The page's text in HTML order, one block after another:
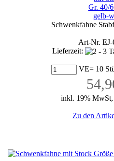
Gr. 40/
gelb-
Schwenkfahne
Art-Nr. EJ-
Lieferzeit:
VE= 10
inkl. 19% MwSt,
Zu den